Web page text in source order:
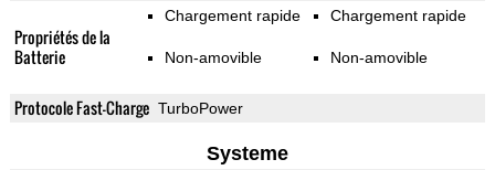
Propriétés de la
Batterie
Chargement rapide
Non-amovible
Chargement rapide
Non-amovible
Protocole Fast-Charge TurboPower
Systeme